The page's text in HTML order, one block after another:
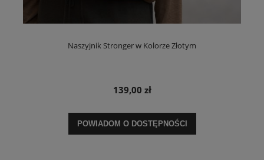
Naszyjnik Stronger w Kolorze Złotym
139,00 zł
POWIADOM O DOSTĘPNOŚCI